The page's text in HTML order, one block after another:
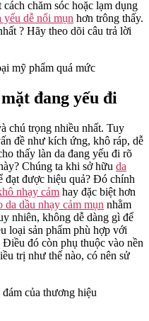
Da
Yếu
Mụn
Nào?
chăm sóc hoặc lạm dụng
yếu dễ nổi mụn hơn trông thấy.
? Hãy theo dõi câu trả lời
đang yếu đi
chú trọng nhiều nhất. Tuy
đề như kích ứng, khô ráp, dễ
thấy làn da đang yếu đi rõ
Chúng ta khi sở hữu da
đạt được hiệu quả? Đó chính
nhạy cảm hay đặc biệt hơn
da dầu nhạy cảm mụn nhằm
nhiên, không dễ dàng gì để
loại sản phẩm phù hợp với
đó còn phụ thuộc vào nền
trị như thế nào, có nên sử